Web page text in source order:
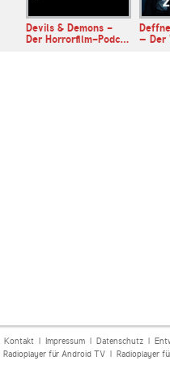
Devils & Demons -
Der Horrorfilm-Podc…
– Der
Kontakt| Impressum| Datenschutz|
Radioplayer für Android TV| Radioplayer